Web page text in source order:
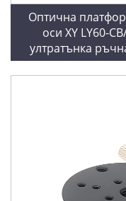
Оптична
оси XY LY60-
ултратънка